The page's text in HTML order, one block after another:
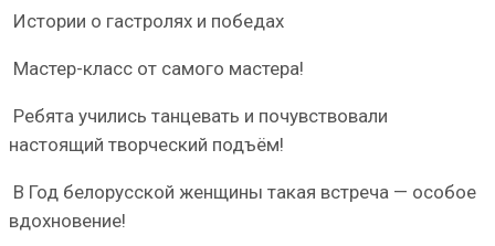
Истории о гастролях и победах
Мастер-класс от самого мастера!
Ребята учились танцевать и почувствовали
настоящий творческий подъём!
В Год белорусской женщины такая встреча — особое
вдохновение!